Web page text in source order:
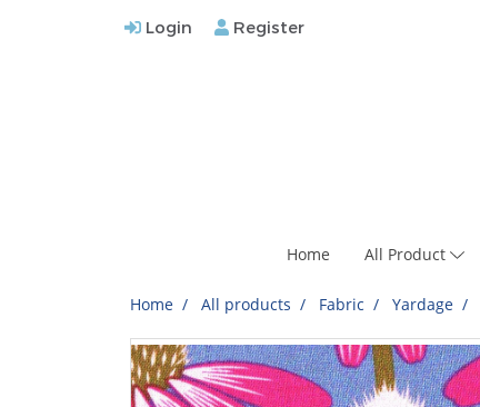
Login Register
Home All Product
Home All products Fabric Yardage